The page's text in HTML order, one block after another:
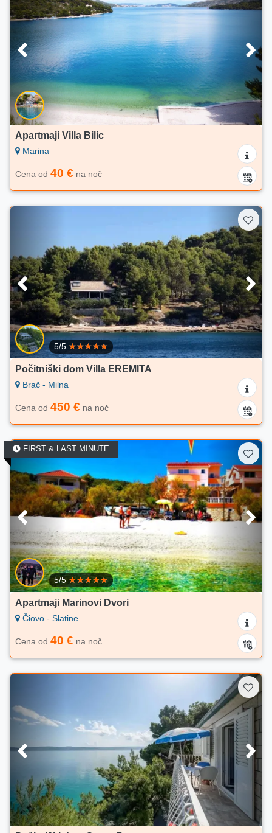
Apartmaji Villa Bilic
Marina
Cena od 40 € na noč
5/5
Počitniški dom Villa EREMITA
Brač - Milna
Cena od 450 € na noč
FIRST & LAST MINUTE
5/5
Apartmaji Marinovi Dvori
Čiovo - Slatine
Cena od 40 € na noč